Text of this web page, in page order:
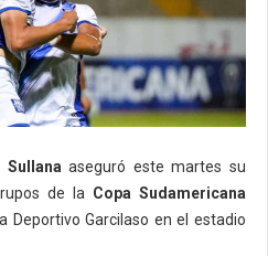
aseguró este martes su
de la Copa Sudamericana
Deportivo Garcilaso en el estadio